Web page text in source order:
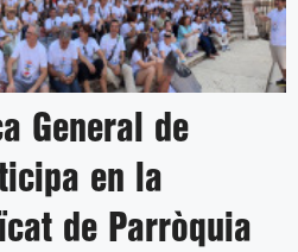
General de
en la
de Parròquia